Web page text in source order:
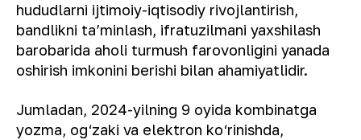
hududlarni ijtimoiy-iqtisodiy rivojlantirish,
bandlikni ta’minlash, ifratuzilmani yaxshilash
barobarida aholi turmush farovonligini yanada
oshirish imkonini berishi bilan ahamiyatlidir.
Jumladan, 2024-yilning 9 oyida kombinatga
yozma, og‘zaki va elektron ko‘rinishda,